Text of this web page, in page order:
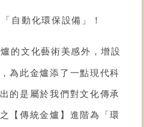
自動化環保設備 」！
的文化藝術美感外，增設
為此金爐添了一點現代科
的是屬於我們對文化傳承
【傳統金爐】進階為「環